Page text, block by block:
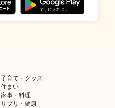
子育て・グッズ
住まい
家事・料理
サプリ・健康